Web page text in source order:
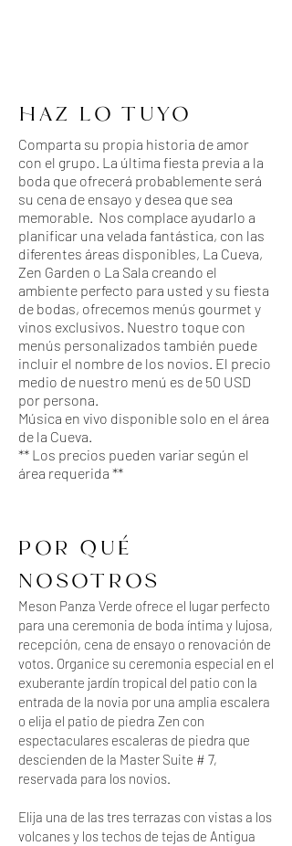
HAZ LO TUYO
Comparta su propia historia de amor
con el grupo. La última fiesta previa a la
boda que ofrecerá probablemente será
su cena de ensayo y desea que sea
memorable. Nos complace ayudarlo a
planificar una velada fantástica, con las
diferentes áreas disponibles, La Cueva,
Zen Garden o La Sala creando el
ambiente perfecto para usted y su fiesta
de bodas, ofrecemos menús gourmet y
vinos exclusivos. Nuestro toque con
menús personalizados también puede
incluir el nombre de los novios. El precio
medio de nuestro menú es de 50 USD
por persona.
Música en vivo disponible solo en el área
de la Cueva.
** Los precios pueden variar según el
área requerida **
POR QUÉ
NOSOTROS
Meson Panza Verde ofrece el lugar perfecto
para una ceremonia de boda íntima y lujosa,
recepción, cena de ensayo o renovación de
votos. Organice su ceremonia especial en el
exuberante jardín tropical del patio con la
entrada de la novia por una amplia escalera
o elija el patio de piedra Zen con
espectaculares escaleras de piedra que
descienden de la Master Suite # 7,
reservada para los novios.
Elija una de las tres terrazas con vistas a los
volcanes y los techos de tejas de Antigua